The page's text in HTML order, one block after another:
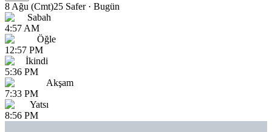
8 Ağu (Cmt)25 Safer· Bugün
Sabah
4:57 AM
Öğle
12:57 PM
İkindi
5:36 PM
Akşam
7:33 PM
Yatsı
8:56 PM